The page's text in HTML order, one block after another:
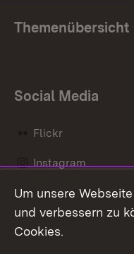
Themenübersicht
Social Media
Flickr
Instagram
Social Wall
Um unsere
und verbessern zu
Cookies.